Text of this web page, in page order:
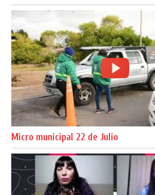
Micro municipal 22 de Julio